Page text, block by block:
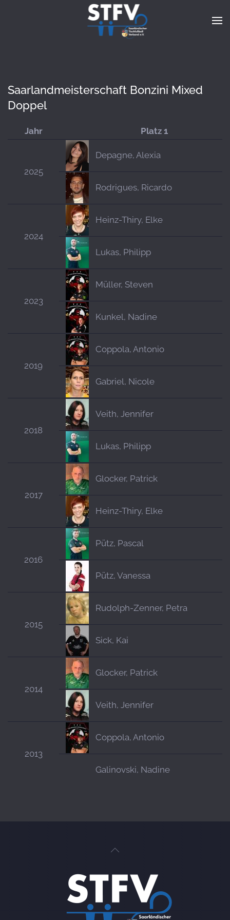
Zum Hauptinhalt springen
Saarlandmeisterschaft Bonzini Mixed
Doppel
Jahr Platz 1
2025
Depagne, Alexia
Rodrigues, Ricardo
2024
Heinz-Thiry, Elke
Lukas, Philipp
2023
Müller, Steven
Kunkel, Nadine
2019
Coppola, Antonio
Gabriel, Nicole
2018
Veith, Jennifer
Lukas, Philipp
2017
Glocker, Patrick
Heinz-Thiry, Elke
2016
Pütz, Pascal
Pütz, Vanessa
2015
Rudolph-Zenner, Petra
Sick, Kai
2014
Glocker, Patrick
Veith, Jennifer
2013
Coppola, Antonio
Galinovski, Nadine